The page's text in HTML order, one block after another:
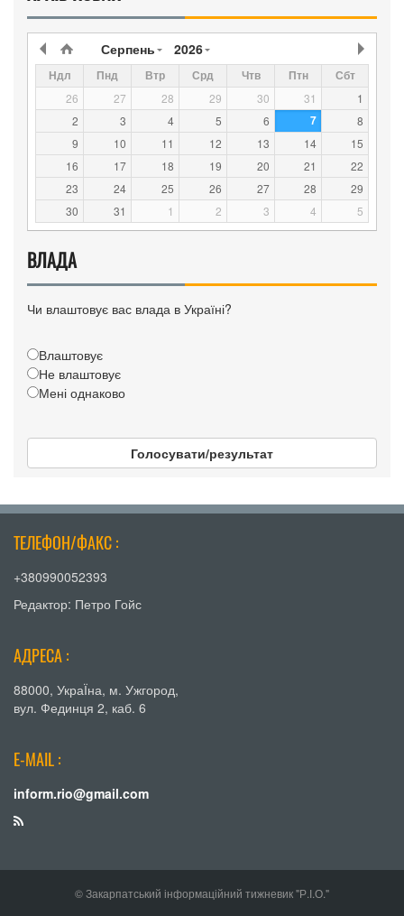
Серпень 2026
Ндл Пнд Втр Срд Чтв Птн Сбт
26 27 28 29 30 31
1
2
3 4 5 6 7
8
9
10 11 12 13 14
15
16
17 18 19 20 21
22
23
24 25 26 27 28
29
30
31 1 2 3 4 5
ВЛАДА
Чи влаштовує вас влада в Україні?
Влаштовує
Не влаштовує
Мені однаково
Голосувати/результат
ТЕЛЕФОН/ФАКС :
+380990052393
Редактор: Петро Гойс
АДРЕСА :
88000, УкраЇна, м. Ужгород,
вул. Фединця 2, каб. 6
E-MAIL :
inform.rio@gmail.com
© Закарпатський інформаційний тижневик "Р.І.О."